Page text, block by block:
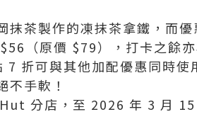
抹茶製作的凍抹茶拿鐵，而
（原價 $79），打卡之餘
折可與其他加配優惠同時使
不手軟！
分店，至 2026 年 3 月